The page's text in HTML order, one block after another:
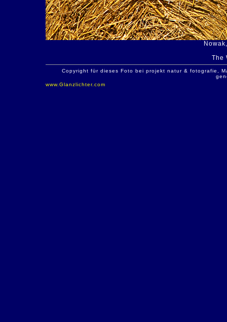
The
Copyright für dieses Foto bei projekt natur & fotografie,
www.Glanzlichter.com